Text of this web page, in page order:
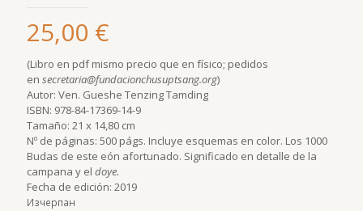
25,00 €
(Libro en pdf mismo precio que en físico; pedidos
en secretaria@fundacionchusuptsang.org)
Autor: Ven. Gueshe Tenzing Tamding
ISBN: 978-84-17369-14-9
Tamaño: 21 x 14,80 cm
Nº de páginas: 500 págs. Incluye esquemas en color. Los 1000
Budas de este eón afortunado. Significado en detalle de la
campana y el doye.
Fecha de edición: 2019
Изчерпан